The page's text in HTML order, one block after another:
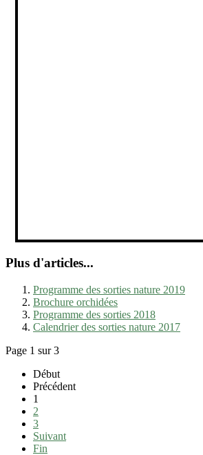
Plus d'articles...
Programme des sorties nature 2019
Brochure orchidées
Programme des sorties 2018
Calendrier des sorties nature 2017
Page 1 sur 3
Début
Précédent
1
2
3
Suivant
Fin